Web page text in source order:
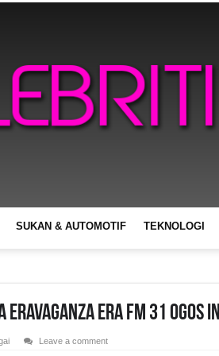
SUKAN & AUTOMOTIF TEKNOLOGI
ERA fm 31 Ogos ini
Leave a comment